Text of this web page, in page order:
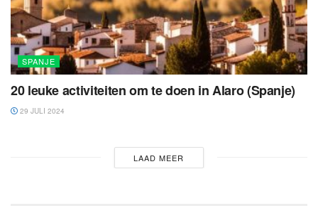
SPANJE
20 leuke activiteiten om te doen in Alaro (Spanje)
29 JULI 2024
LAAD MEER